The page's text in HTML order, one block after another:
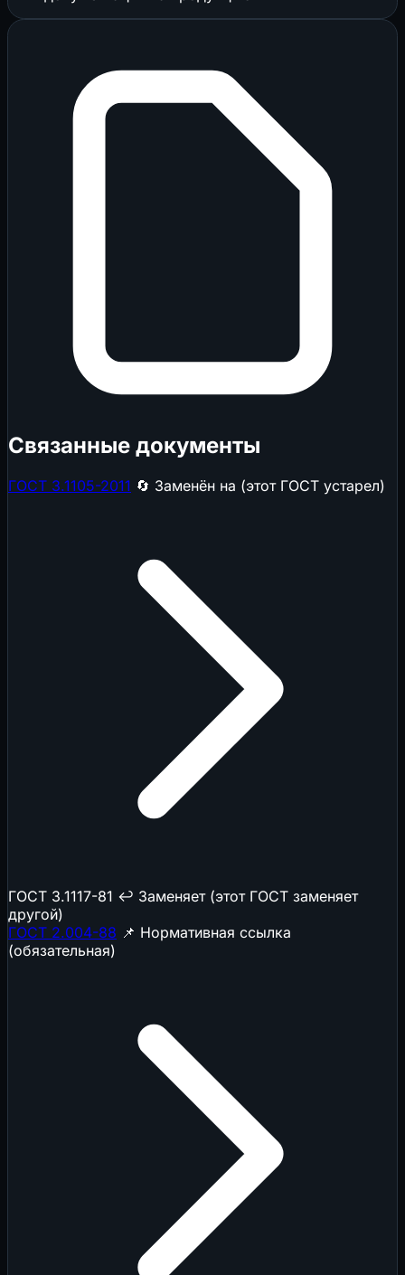
Связанные документы
ГОСТ 3.1105-2011 🔄 Заменён на (этот ГОСТ устарел)
ГОСТ 3.1117-81 ↩️ Заменяет (этот ГОСТ заменяет
другой)
ГОСТ 2.004-88 📌 Нормативная ссылка
(обязательная)